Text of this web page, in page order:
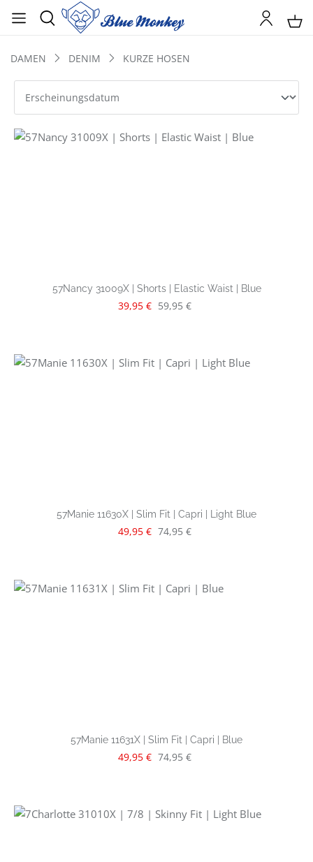
DAMEN DENIM KURZE HOSEN
57Nancy 31009X | Shorts | Elastic Waist | Blue
Verkaufspreis:
39,95 € Regulärer Preis:
59,95 €
57Manie 11630X | Slim Fit | Capri | Light Blue
Verkaufspreis:
49,95 € Regulärer Preis:
74,95 €
57Manie 11631X | Slim Fit | Capri | Blue
Verkaufspreis:
49,95 € Regulärer Preis:
74,95 €